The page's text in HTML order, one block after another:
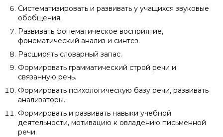
Систематизировать и развивать у учащихся звуковые
обобщения.
Развивать фонематическое восприятие,
фонематический анализ и синтез.
Расширять словарный запас.
Формировать грамматический строй речи и
связанную речь.
Формировать психологическую базу речи, развивать
анализаторы.
Формировать и развивать навыки учебной
деятельности, мотивацию к овладению письменной
речи.